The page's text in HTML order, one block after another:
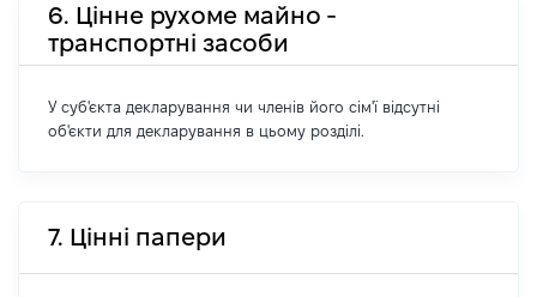
6. Цінне рухоме майно -
транспортні засоби
У суб'єкта декларування чи членів його сім'ї відсутні
об'єкти для декларування в цьому розділі.
7. Цінні папери